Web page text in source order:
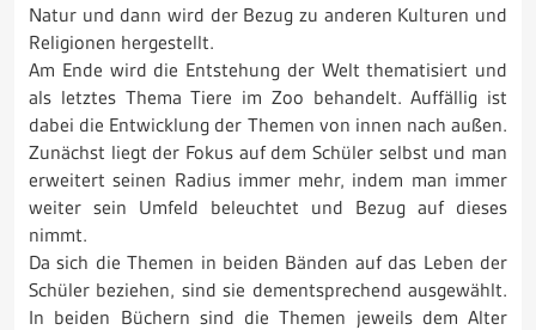
Natur und dann wird der Bezug zu anderen Kulturen und
Religionen hergestellt.
Am Ende wird die Entstehung der Welt thematisiert und
als letztes Thema Tiere im Zoo behandelt. Auffällig ist
dabei die Entwicklung der Themen von innen nach außen.
Zunächst liegt der Fokus auf dem Schüler selbst und man
erweitert seinen Radius immer mehr, indem man immer
weiter sein Umfeld beleuchtet und Bezug auf dieses
nimmt.
Da sich die Themen in beiden Bänden auf das Leben der
Schüler beziehen, sind sie dementsprechend ausgewählt.
In beiden Büchern sind die Themen jeweils dem Alter